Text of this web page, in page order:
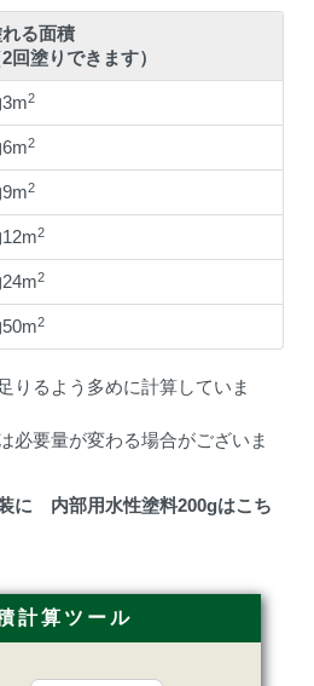
る面積
2回塗りできます）
2
2
2
2
2
2
りるよう多めに計算していま
必要量が変わる場合がございま
に 内部用水性塗料200gはこち
計算ツール